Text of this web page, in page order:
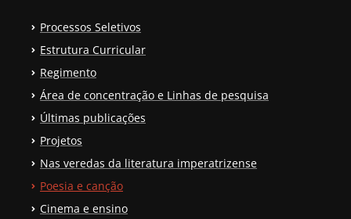
Processos Seletivos
Estrutura Curricular
Regimento
Área de concentração e Linhas de pesquisa
Últimas publicações
Projetos
Nas veredas da literatura imperatrizense
Poesia e canção
Cinema e ensino